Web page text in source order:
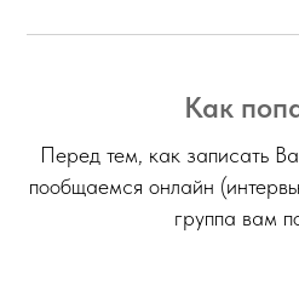
Как
Перед тем, как записать
пообщаемся онлайн
группа вам